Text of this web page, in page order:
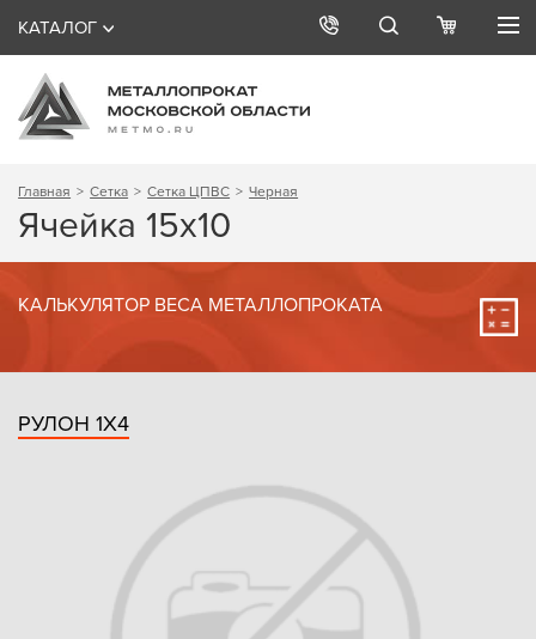
КАТАЛОГ
Главная Сетка Сетка ЦПВС Черная
Ячейка 15х10
КАЛЬКУЛЯТОР ВЕСА МЕТАЛЛОПРОКАТА
РУЛОН 1Х4